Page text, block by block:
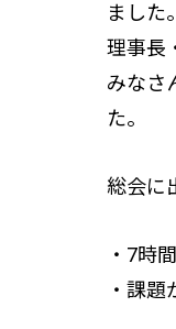
ました。
理事長
みなさ
た。
総会に
・7時
・課